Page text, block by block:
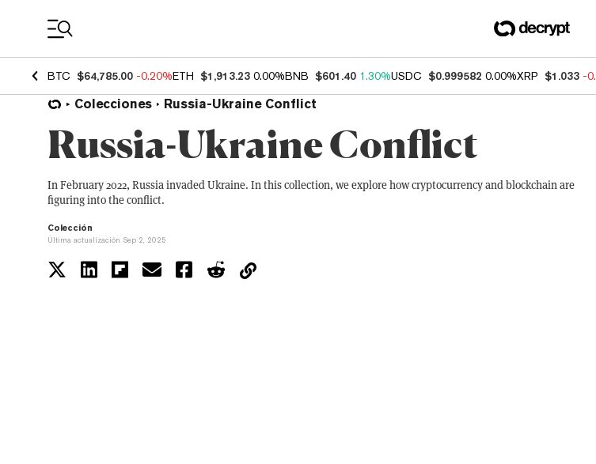
BTC $64,785.00 -0.20%ETH $1,913.23 0.00%BNB $601.40 1.30%USDC $0.999582 0.00%XRP $1.033 -
Colecciones Russia-Ukraine Conflict
Russia-Ukraine Conflict
In February 2022, Russia invaded Ukraine. In this collection, we explore how cryptocurrency and blockchain are
figuring into the conflict.
Colección
Última actualización Sep 2, 2025